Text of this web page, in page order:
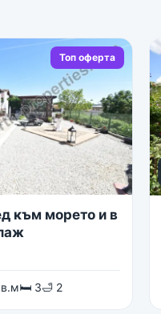
Топ оферта
към морето и в
🛏 3🛁 2